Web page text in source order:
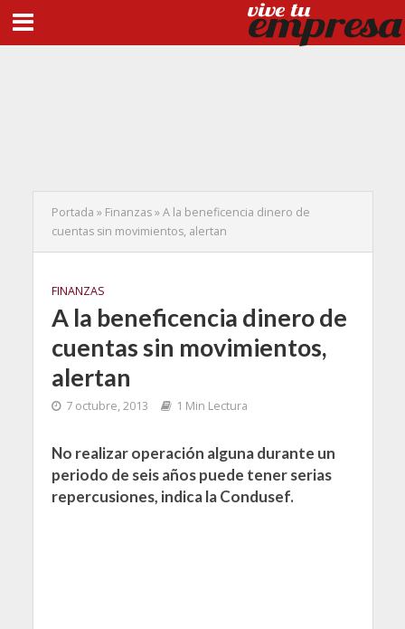
Portada » Finanzas»A la beneficencia dinero de
cuentas sin movimientos, alertan
FINANZAS
A la beneficencia dinero de
cuentas sin movimientos,
alertan
7 octubre, 2013 1 Min Lectura
No realizar operación alguna durante un
periodo de seis años puede tener serias
repercusiones, indica la Condusef.